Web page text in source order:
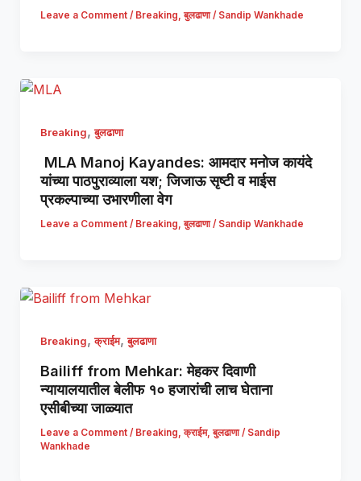
Leave a Comment / Breaking बुलढाणा/ Sandip Wankhade
Breaking,बुलढाणा
MLA Manoj Kayandes: आमदार मनोज कायंदे
यांच्या पाठपुराव्याला यश; जिजाऊ सृष्टी व माईस
प्रकल्पाच्या उभारणीला वेग
Leave a Comment / Breaking बुलढाणा/ Sandip Wankhade
Breaking,क्राईम,बुलढाणा
Bailiff from Mehkar: मेहकर दिवाणी
न्यायालयातील बेलीफ १० हजारांची लाच घेताना
एसीबीच्या जाळ्यात
Leave a Comment / Breaking क्राईम, बुलढाणा/ Sandip
Wankhade